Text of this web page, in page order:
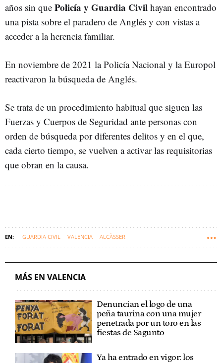
años sin que Policía y Guardia Civil hayan encontrado
una pista sobre el paradero de Anglés y con vistas a
acceder a la herencia familiar.
En noviembre de 2021 la Policía Nacional y la Europol
reactivaron la búsqueda de Anglés.
Se trata de un procedimiento habitual que siguen las
Fuerzas y Cuerpos de Seguridad ante personas con
orden de búsqueda por diferentes delitos y en el que,
cada cierto tiempo, se vuelven a activar las requisitorias
que obran en la causa.
GUARDIA CIVIL VALENCIA ALCÀSSER
MÁS EN VALENCIA
Denuncian el logo de una
peña taurina con una mujer
penetrada por un toro en las
fiestas de Sagunto
Ya ha entrado en vigor: los